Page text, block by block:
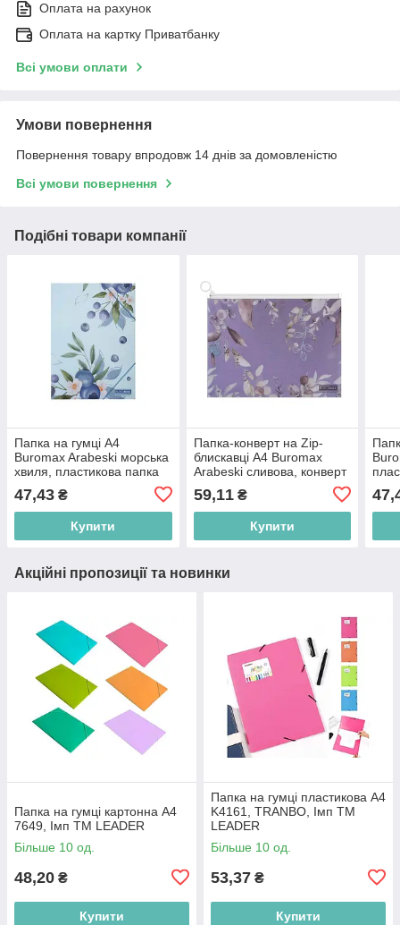
Оплата на рахунок
Оплата на картку Приватбанку
Всі умови оплати
Умови повернення
Повернення товару впродовж 14 днів за домовленістю
Всі умови повернення
Подібні товари компанії
Папка на гумці А4
Buromax Arabeski морська
хвиля, пластикова папка
47,43 ₴
Купити
Папка-конверт на Zip-
блискавці А4 Buromax
Arabeski сливова, конверт
59,11₴
Купити
Акційні пропозиції та новинки
Папка на гумці картонна А4
7649, Імп ТМ LEADER
Більше 10 од.
48,20 ₴
Купити
Папка на гумці пластикова А4
K4161, TRANBO, Імп ТМ
LEADER
Більше 10 од.
53,37 ₴
Купити